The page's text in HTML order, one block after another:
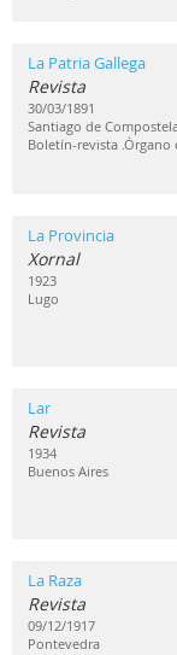
La Patria Gallega
Revista
30/03/1891
Santiago de
Boletín-revista .Órgano
La Provincia
Xornal
1923
Lugo
Lar
Revista
1934
Buenos Aires
La Raza
Revista
09/12/1917
Pontevedra